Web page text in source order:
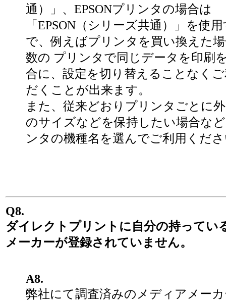
通）」、EPSONプリンタの場合は
「EPSON（シリーズ共通）」を使
で、例えばプリンタを買い換えた
数の プリンタで同じデータを印刷
合に、設定を切り替えることなく
だくことが出来ます。
また、従来どおりプリンタごとに
のサイズなどを保持したい場合な
ンタの機種名を選んでご利用くだ
Q8.
ダイレクトプリントに自分の持ってい
メーカーが登録されていません。
A8.
弊社にて調査済みのメディアメー